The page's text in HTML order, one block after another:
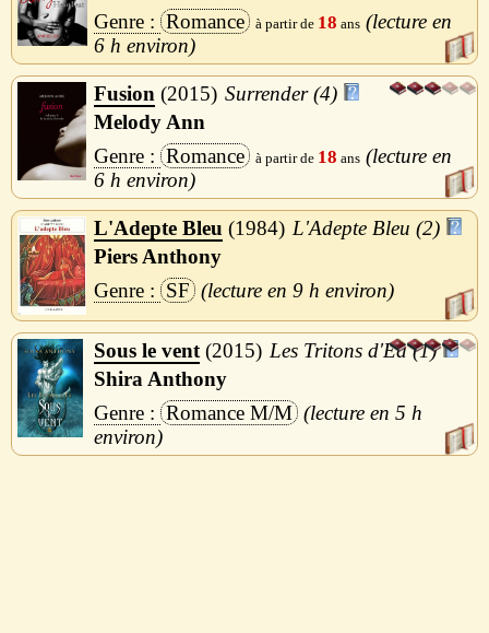
Romance
18
6 h
Fusion 2015
Surrender (4)
Melody Ann
Romance
18
6 h
L'Adepte Bleu 1984
L'Adepte Bleu (2)
Piers Anthony
SF
9 h
Sous le vent 2015
Les Tritons d'Ea (1)
Shira Anthony
Romance M/M
5 h